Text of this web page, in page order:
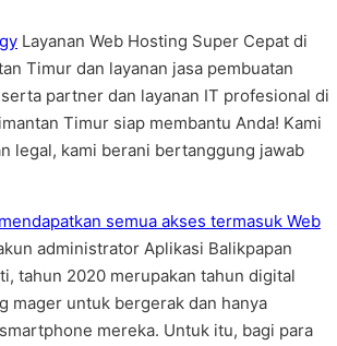
Layanan Web Hosting Super Cepat di
Timur dan layanan jasa pembuatan
partner dan layanan IT profesional di
Timur siap membantu Anda! Kami
legal, kami berani bertanggung jawab
semua akses termasuk Web
administrator Aplikasi Balikpapan
tahun 2020 merupakan tahun digital
mager untuk bergerak dan hanya
mereka. Untuk itu, bagi para